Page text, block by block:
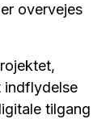
overvejes
indflydelse
tilgang